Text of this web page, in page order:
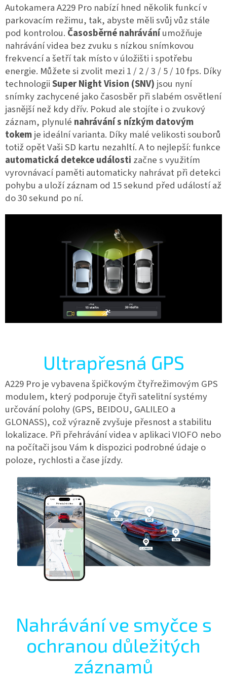
Autokamera A229 Pro nabízí hned několik funkcí v
parkovacím režimu, tak, abyste měli svůj vůz stále
pod kontrolou. Časosběrné nahráváníumožňuje
nahrávání videa bez zvuku s nízkou snímkovou
frekvencí a šetří tak místo v úložišti i spotřebu
energie. Můžete si zvolit mezi 1 / 2 / 3 / 5 / 10 fps. Díky
technologiiSuper Night Vision (SNV) jsou nyní
snímky zachycené jako časosběr při slabém osvětlení
jasnější než kdy dřív. Pokud ale stojíte i o zvukový
záznam, plynulé nahrávání s nízkým datovým
tokemje ideální varianta. Díky malé velikosti souborů
totiž opět Vaši SD kartu nezahltí. A to nejlepší: funkce
automatická detekce události začne s využitím
vyrovnávací paměti automaticky nahrávat při detekci
pohybu a uloží záznam od 15 sekund před událostí až
do 30 sekund po ní.
Ultrapřesná GPS
A229 Pro je vybavena špičkovým čtyřrežimovým GPS
modulem, který podporuje čtyři satelitní systémy
určování polohy (GPS, BEIDOU, GALILEO a
GLONASS), což výrazně zvyšuje přesnost a stabilitu
lokalizace. Při přehrávání videa v aplikaci VIOFO nebo
na počítači jsou Vám k dispozici podrobné údaje o
poloze, rychlosti a čase jízdy.
Nahrávání ve smyčce s
ochranou důležitých
záznamů